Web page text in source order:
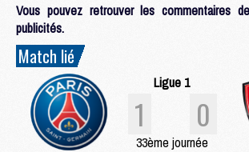
Vous pouvez retrouver les commentaires
publicités.
Match lié
Ligue 1
1 0
33ème journée